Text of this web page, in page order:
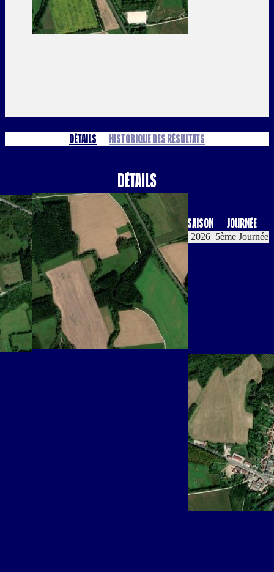
Détails Historique des résultats
Détails
Date Heure Compétition Saison Journée
27 Juin. 26 19:00Trophée de France - Cadrage 2026 5ème Journée